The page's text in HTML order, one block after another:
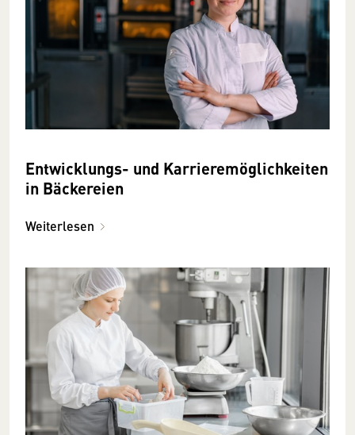
Entwicklungs- und Karrieremöglichkeiten
in Bäckereien
Weiterlesen